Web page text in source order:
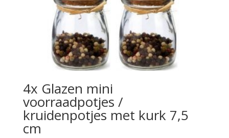
4x Glazen mini
voorraadpotjes /
kruidenpotjes met kurk 7,5
cm